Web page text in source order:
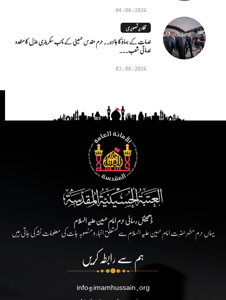
04/08/2026
تقاریر تصویری
خدمات کے بہاؤ کا جائزہ.. حرم مقدس حسینی کے نائب سکریٹری جنرل کا متعدد
خدماتی شعب...
03/08/2026
ڈیجیٹل رسائی حرم امام حسین علیہ السلام
یہاں حرم مطہر حضرت امام حسین علیہ السلام سے متعلق اخبار و منصوبہ جات کی معلومات نشر کی جاتی ہیں
ہم سے رابطہ کریں
info@imamhussain.org